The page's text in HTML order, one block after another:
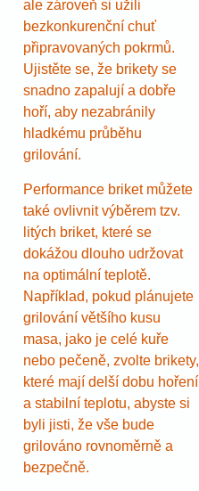
ale zároveň si užili
bezkonkurenční chuť
připravovaných pokrmů.
Ujistěte se, že brikety se
snadno zapalují a dobře
hoří, aby nezabránily
hladkému průběhu
grilování.
Performance briket můžete
také ovlivnit výběrem tzv.
litých briket, které se
dokážou dlouho udržovat
na optimální teplotě.
Například, pokud plánujete
grilování většího kusu
masa, jako je celé kuře
nebo pečeně, zvolte brikety,
které mají delší dobu hoření
a stabilní teplotu, abyste si
byli jisti, že vše bude
grilováno rovnoměrně a
bezpečně.